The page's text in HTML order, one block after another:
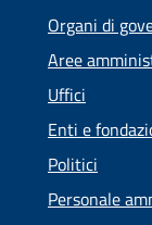
Organi di
Aree
Uffici
Enti e
Politici
Personale